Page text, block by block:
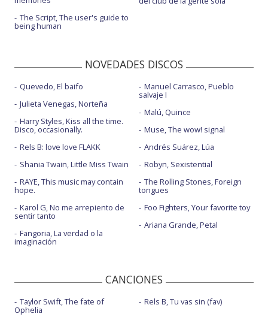
The Script, The user's guide to
being human
NOVEDADES DISCOS
Quevedo, El baifo
Julieta Venegas, Norteña
Harry Styles, Kiss all the time.
Disco, occasionally.
Rels B: love love FLAKK
Shania Twain, Little Miss Twain
RAYE, This music may contain
hope.
Karol G, No me arrepiento de
sentir tanto
Fangoria, La verdad o la
imaginación
Manuel Carrasco, Pueblo
salvaje I
Malú, Quince
Muse, The wow! signal
Andrés Suárez, Lúa
Robyn, Sexistential
The Rolling Stones, Foreign
tongues
Foo Fighters, Your favorite toy
Ariana Grande, Petal
CANCIONES
Taylor Swift, The fate of
Ophelia
Rels B, Tu vas sin (fav)